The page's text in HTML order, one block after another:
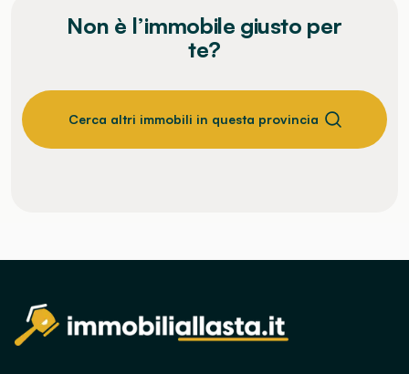
Non è l’immobile giusto per
te?
Cerca altri immobili in questa provincia